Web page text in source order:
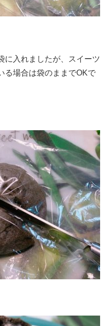
に入れましたが、スイーツ
る場合は袋のままでOKで